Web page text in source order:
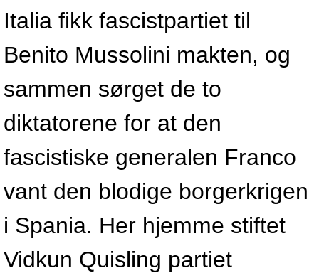
Italia fikk fascistpartiet til
Benito Mussolini makten, og
sammen sørget de to
diktatorene for at den
fascistiske generalen Franco
vant den blodige borgerkrigen
i Spania. Her hjemme stiftet
Vidkun Quisling partiet